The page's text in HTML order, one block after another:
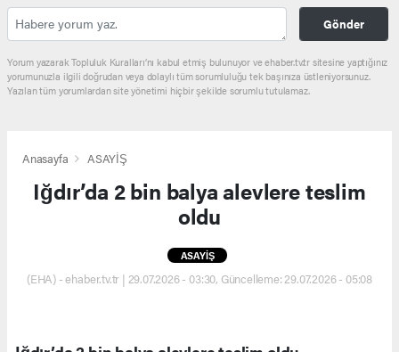
Gönder
Yorum yazarak Topluluk Kuralları’nı kabul etmiş bulunuyor ve ehaber.tv.tr sitesine yaptığınız
yorumunuzla ilgili doğrudan veya dolaylı tüm sorumluluğu tek başınıza üstleniyorsunuz.
Yazılan tüm yorumlardan site yönetimi hiçbir şekilde sorumlu tutulamaz.
Anasayfa ASAYİŞ
Iğdır’da 2 bin balya alevlere teslim
oldu
ASAYİŞ
(EHA) - ehaber.tv.tr | 29.07.2026 - 03:30, Güncelleme: 29.07.2026 - 05:08